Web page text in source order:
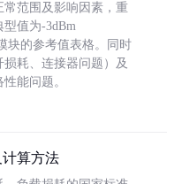
范围及影响因素，重
值为-3dBm
块的参考值表格。同时
耗、连接器问题）及
能问题。
算方法